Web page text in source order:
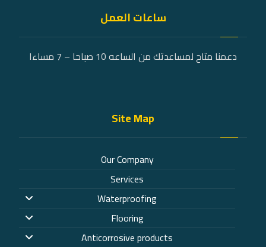
ساعات العمل
دعمنا متاح لمساعدتك من الساعه 10 صباحا – 7 مساءا
Site Map
Our Company
Services
Waterproofing
Flooring
Anticorrosive products